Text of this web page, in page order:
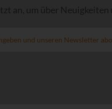
an, um über